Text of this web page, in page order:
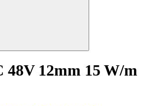
48V 12mm 15 W/m